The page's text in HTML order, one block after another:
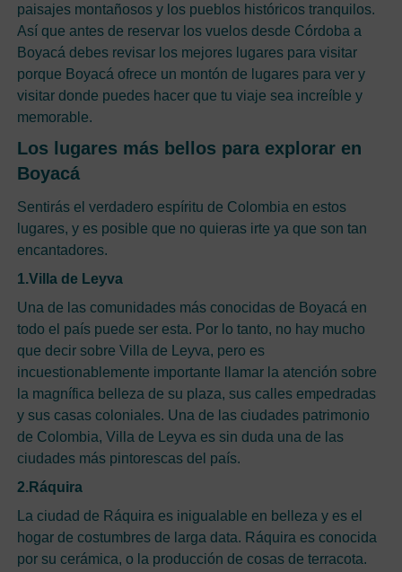
paisajes montañosos y los pueblos históricos tranquilos.
Así que antes de reservar los vuelos desde Córdoba a
Boyacá debes revisar los mejores lugares para visitar
porque Boyacá ofrece un montón de lugares para ver y
visitar donde puedes hacer que tu viaje sea increíble y
memorable.
Los lugares más bellos para explorar en
Boyacá
Sentirás el verdadero espíritu de Colombia en estos
lugares, y es posible que no quieras irte ya que son tan
encantadores.
1.Villa de Leyva
Una de las comunidades más conocidas de Boyacá en
todo el país puede ser esta. Por lo tanto, no hay mucho
que decir sobre Villa de Leyva, pero es
incuestionablemente importante llamar la atención sobre
la magnífica belleza de su plaza, sus calles empedradas
y sus casas coloniales. Una de las ciudades patrimonio
de Colombia, Villa de Leyva es sin duda una de las
ciudades más pintorescas del país.
2.Ráquira
La ciudad de Ráquira es inigualable en belleza y es el
hogar de costumbres de larga data. Ráquira es conocida
por su cerámica, o la producción de cosas de terracota.